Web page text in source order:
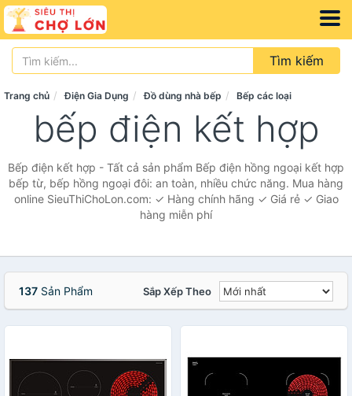
Tìm kiếm
Trang chủ Điện Gia Dụng Đồ dùng nhà bếp Bếp các loại
bếp điện kết hợp
Bếp điện kết hợp - Tất cả sản phẩm Bếp điện hồng ngoại kết hợp
bếp từ, bếp hồng ngoại đôi: an toàn, nhiều chức năng. Mua hàng
online SieuThiChoLon.com: ✓ Hàng chính hãng ✓ Giá rẻ ✓ Giao
hàng miễn phí
137 Sản Phẩm Sắp Xếp Theo